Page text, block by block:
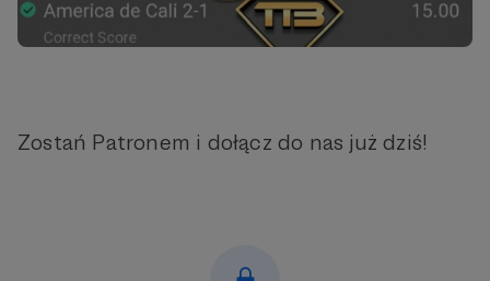
Zostań Patronem i dołącz do nas już dziś!